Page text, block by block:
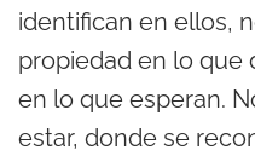
identifican en ellos,
propiedad en lo que
en lo que esperan.
estar, donde se